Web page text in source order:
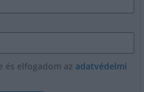
és elfogadom az adatvédelmi